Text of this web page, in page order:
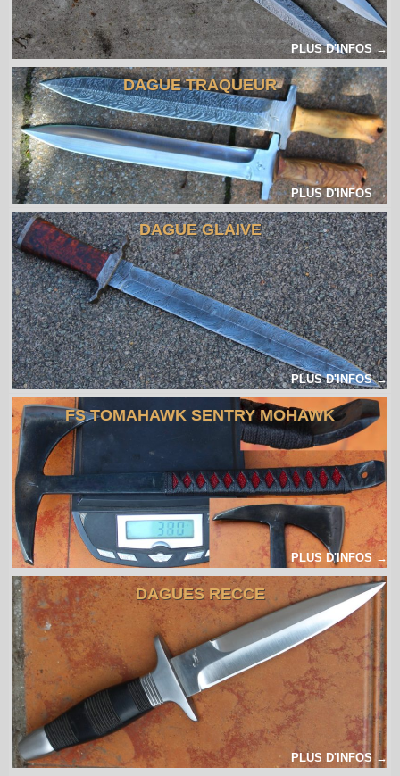
PLUS D'INFOS →
DAGUE TRAQUEUR
PLUS D'INFOS →
DAGUE GLAIVE
PLUS D'INFOS →
FS TOMAHAWK SENTRY MOHAWK
PLUS D'INFOS →
DAGUES RECCE
PLUS D'INFOS →